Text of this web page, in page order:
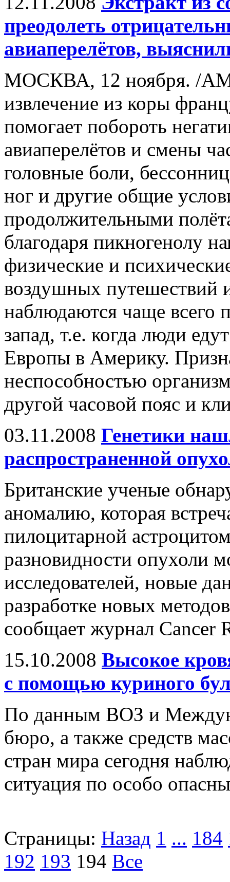
преодолеть
авиаперелётов,
МОСКВА, 12 ноября. /
извлечение из коры
помогает побороть
авиаперелётов и смены
головные боли,
ног и другие общие
продолжительными
благодаря пикногенолу
физические и
воздушных путешествий
наблюдаются чаще всего
запад, т.е. когда люди
Европы в Америку.
неспособностью
другой часовой пояс и
03.11.2008 Генетики
распространенной
Британские ученые
аномалию, которая
пилоцитарной
разновидности опухоли
исследователей, новые
разработке новых
сообщает журнал Cancer
15.10.2008 Высокое
с помощью куриного
По данным ВОЗ и
бюро, а также средств
стран мира сегодня
ситуация по особо
Страницы: Назад 1 ... 184
192 193 194 Все